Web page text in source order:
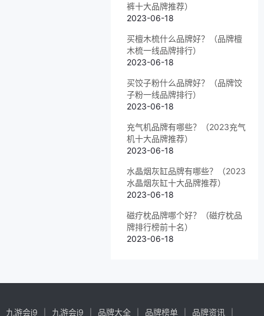
裤十大品牌推荐）
2023-06-18
买檀木梳什么品牌好？（品牌檀
木梳一线品牌排行）
2023-06-18
买饺子粉什么品牌好？（品牌饺
子粉一线品牌排行）
2023-06-18
充气机品牌有哪些？（2023充气
机十大品牌推荐）
2023-06-18
水晶烟灰缸品牌有哪些？（2023
水晶烟灰缸十大品牌推荐）
2023-06-18
磁疗枕品牌哪个好？（磁疗枕品
牌排行榜前十名）
2023-06-18
九游会j9 九游会j9 品牌大全 品牌榜单 品牌资讯